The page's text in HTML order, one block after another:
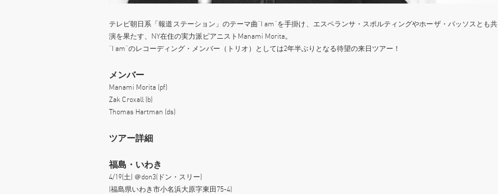
テレビ朝日系「報道ステーション」のテーマ曲“I am”を手掛け、エスペランサ・スポルティングやホーザ・パッソスとも共
演を果たす、NY在住の実力派ピアニストManami Morita。
“I am”のレコーディング・メンバー（トリオ）としては2年半ぶりとなる待望の来日ツアー！
メンバー
Manami Morita (pf)
Zak Croxall (b)
Thomas Hartman (ds)
ツアー詳細
福島・いわき
4/19(土) ＠don3(ドン・スリー)
(福島県いわき市小名浜大原字東田75-4)